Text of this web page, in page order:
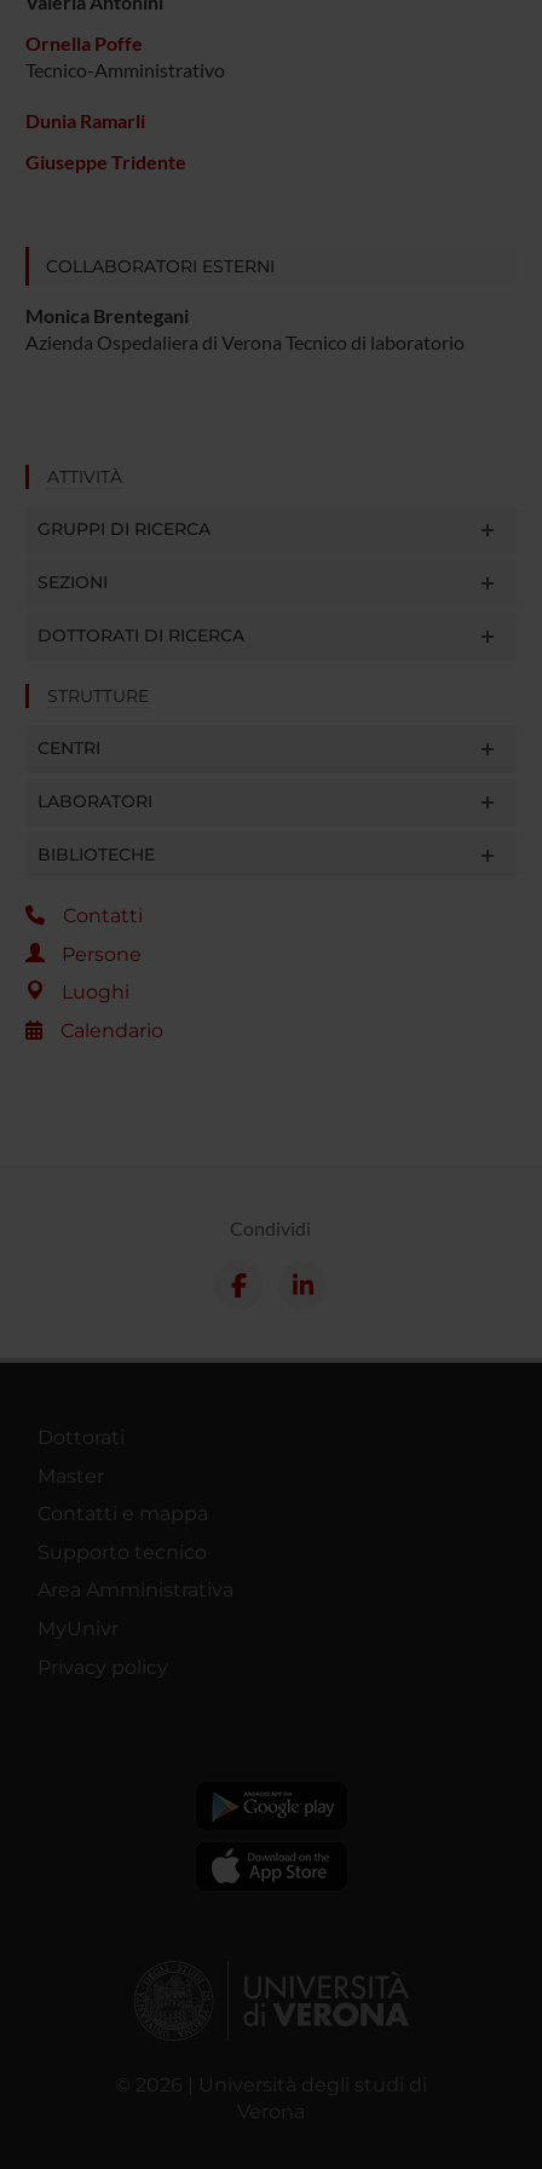
Ornella Poffe
Tecnico-Amministrativo
Dunia Ramarli
Giuseppe Tridente
COLLABORATORI ESTERNI
Monica Brentegani
Azienda Ospedaliera di Verona Tecnico di laboratorio
ATTIVITÀ
GRUPPI DI RICERCA
SEZIONI
DOTTORATI DI RICERCA
STRUTTURE
CENTRI
LABORATORI
BIBLIOTECHE
Contatti
Persone
Luoghi
Calendario
Condividi
Dottorati
Master
Contatti e mappa
Supporto tecnico
Area Amministrativa
MyUnivr
Privacy policy
© 2026 | Università degli studi di
Verona